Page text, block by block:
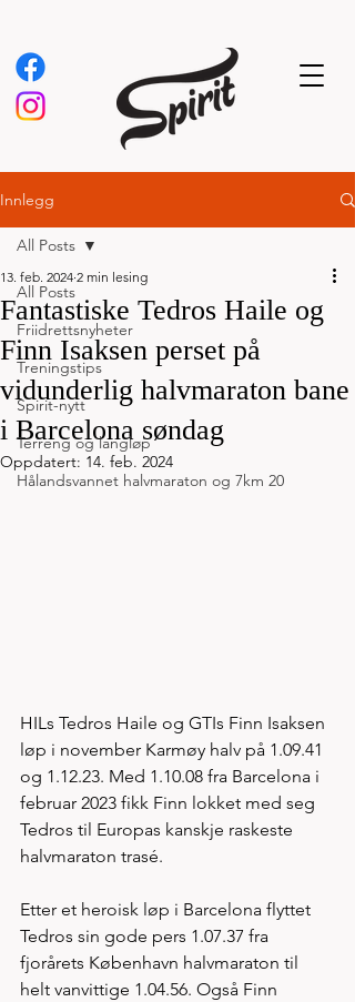
Innlegg
All Posts
Friidrettsnyheter
Treningstips
Spirit-nytt
Terreng og langløp
Hålandsvannet halvmaraton og 7km 20
All Posts
Fantastiske Tedros Haile og
Finn Isaksen perset på
vidunderlig halvmaraton bane
i Barcelona søndag
13. feb. 2024 2 min lesing
Oppdatert: 14. feb. 2024
HILs Tedros Haile og GTIs Finn Isaksen
løp i november Karmøy halv på 1.09.41
og 1.12.23. Med 1.10.08 fra Barcelona i
februar 2023 fikk Finn lokket med seg
Tedros til Europas kanskje raskeste
halvmaraton trasé.
Etter et heroisk løp i Barcelona flyttet
Tedros sin gode pers 1.07.37 fra
fjorårets København halvmaraton til
helt vanvittige 1.04.56. Også Finn